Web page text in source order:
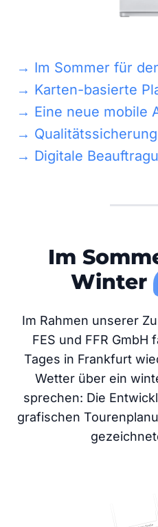
→ Im Sommer für
→ Karten-basierte
→ Eine neue mobile
→
→ Digitale
Im
Winter
Im Rahmen unserer
FES und FFR
Tages in Frankfurt
Wetter über ein
sprechen: Die
grafischen